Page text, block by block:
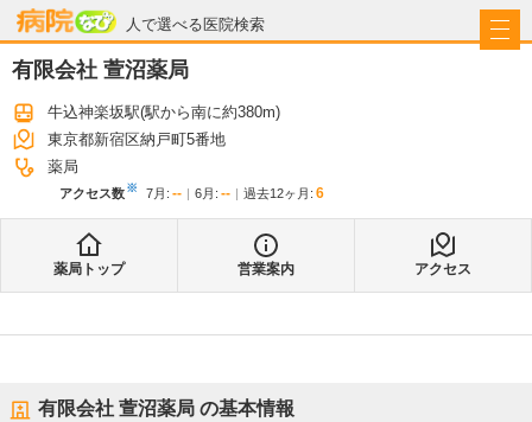
人で選べる医院検索
病院なび
有限会社 萱沼薬局
牛込神楽坂駅(駅から南に約380m)
東京都新宿区納戸町5番地
薬局
アクセス数※ 7月 : -- 6月 : -- 過去12ヶ月: 6
薬局トップ 営業案内 アクセス
有限会社 萱沼薬局 の基本情報